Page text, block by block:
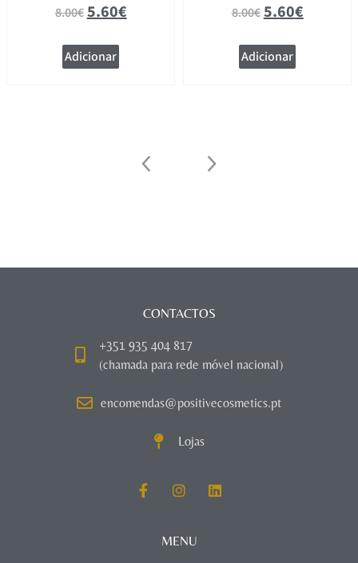
8.00€5.60€
Adicionar
8.00€5.60€
Adicionar
CONTACTOS
+351 935 404 817
(chamada para rede móvel nacional)
encomendas@positivecosmetics.pt
Lojas
MENU